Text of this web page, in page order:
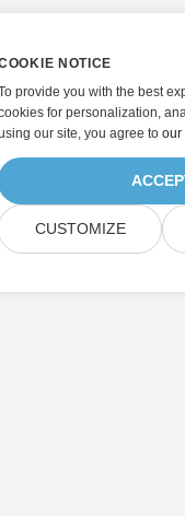
NOTICE
provide you with the best
for personalization,
our site, you agree to our
CUSTOMIZE